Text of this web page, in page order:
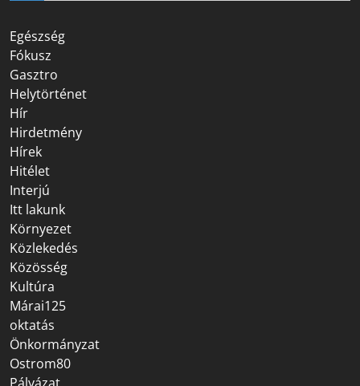
Egészség
Fókusz
Gasztro
Helytörténet
Hír
Hirdetmény
Hírek
Hitélet
Interjú
Itt lakunk
Környezet
Közlekedés
Közösség
Kultúra
Márai125
oktatás
Önkormányzat
Ostrom80